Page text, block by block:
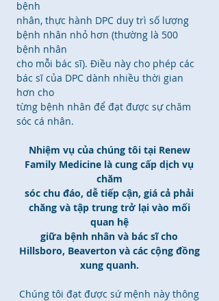
bệnh
nhân, thực hành DPC duy trì số lượng
bệnh nhân nhỏ hơn (thường là 500
bệnh nhân
cho mỗi bác sĩ). Điều này cho phép các
bác sĩ của DPC dành nhiều thời gian
hơn cho
từng bệnh nhân để đạt được sự chăm
sóc cá nhân.
Nhiệm vụ của chúng tôi tại Renew
Family Medicine là cung cấp dịch vụ
chăm
sóc chu đáo, dễ tiếp cận, giá cả phải
chăng và tập trung trở lại vào mối
quan hệ
giữa bệnh nhân và bác sĩ cho
Hillsboro, Beaverton và các cộng đồng
xung quanh.
Chúng tôi đạt được sứ mệnh này thông